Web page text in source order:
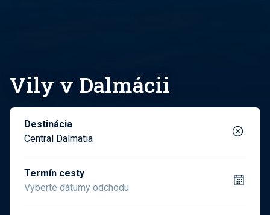
Vily v Dalmácii
Destinácia
Central Dalmatia
Termín cesty